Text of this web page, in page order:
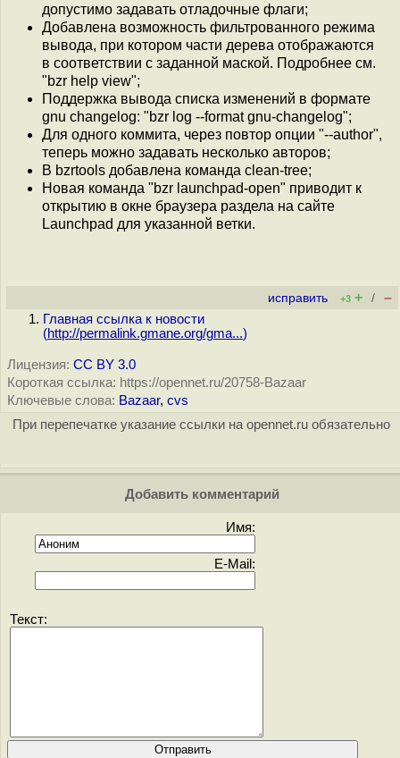
допустимо задавать отладочные флаги;
Добавлена возможность фильтрованного режима
вывода, при котором части дерева отображаются
в соответствии с заданной маской. Подробнее см.
"bzr help view";
Поддержка вывода списка изменений в формате
gnu changelog: "bzr log --format gnu-changelog";
Для одного коммита, через повтор опции "--author",
теперь можно задавать несколько авторов;
В bzrtools добавлена команда clean-tree;
Новая команда "bzr launchpad-open" приводит к
открытию в окне браузера раздела на сайте
Launchpad для указанной ветки.
исправить +3 + / –
Главная ссылка к новости
(http://permalink.gmane.org/gma...)
Лицензия: CC BY 3.0
Короткая ссылка: https://opennet.ru/20758-Bazaar
Ключевые слова: Bazaar, cvs
При перепечатке указание ссылки на opennet.ru обязательно
Добавить комментарий
Имя:
E-Mail:
Текст: